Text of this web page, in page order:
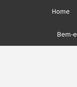
Home
Bem-